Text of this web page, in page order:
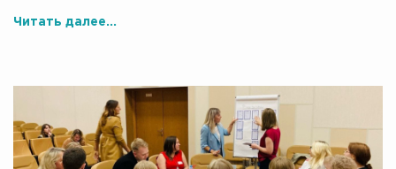
Читать далее...